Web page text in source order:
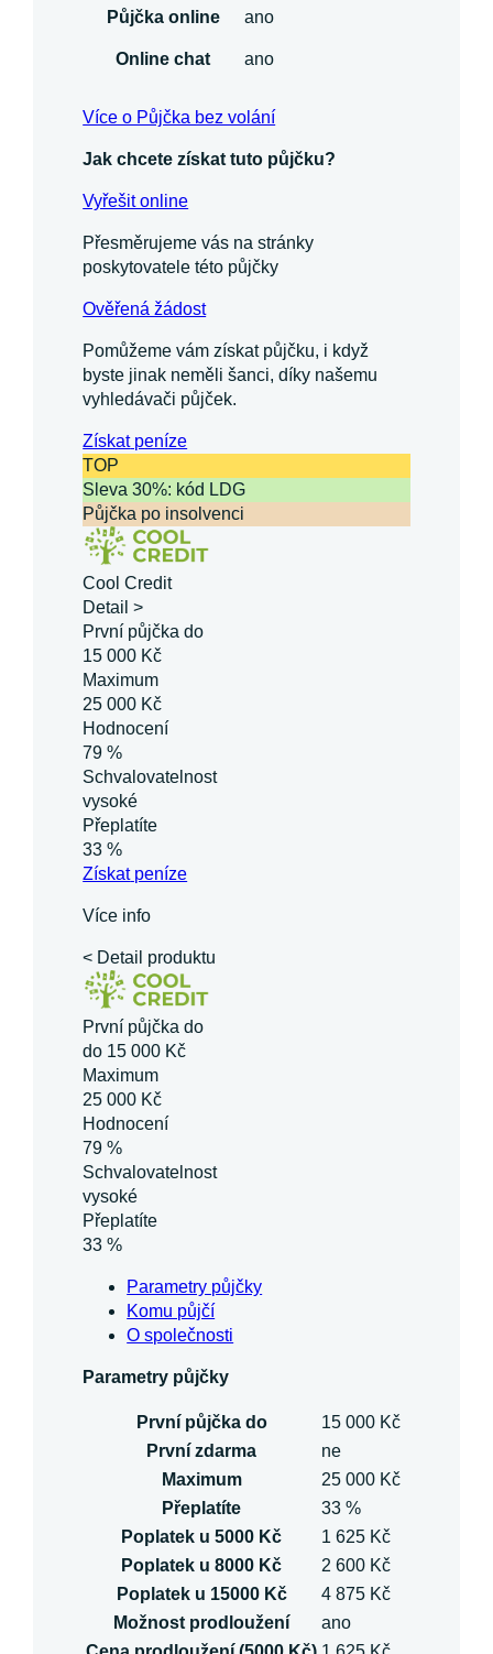
Půjčka online
ano
Online chat ano
Více o Půjčka bez volání
Jak chcete získat tuto půjčku?
Vyřešit online
Přesměrujeme vás na stránky
poskytovatele této půjčky
Ověřená žádost
Pomůžeme vám získat půjčku, i když
byste jinak neměli šanci, díky našemu
vyhledávači půjček.
Získatpeníze
TOP
Sleva 30%: kód LDG
Půjčka po insolvenci
Cool Credit
Detail >
První půjčka do
15 000 Kč
Maximum
25 000 Kč
Hodnocení
79 %
Schvalovatelnost
vysoké
Přeplatíte
33 %
Získatpeníze
Více info
< Detail produktu
První půjčka do
do 15 000 Kč
Maximum
25 000 Kč
Hodnocení
79 %
Schvalovatelnost
vysoké
Přeplatíte
33 %
Parametry půjčky
Komu půjčí
O společnosti
Parametry půjčky
První půjčka do
15 000 Kč
První zdarma
ne
Maximum
25 000 Kč
Přeplatíte
33 %
Poplatek u 5000 Kč
1 625 Kč
Poplatek u 8000 Kč
2 600 Kč
Poplatek u 15000 Kč
4 875 Kč
Možnost prodloužení
ano